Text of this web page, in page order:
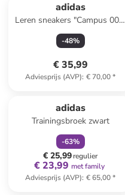
adidas
Leren sneakers "Campus 00s"
blauw
-48%
€ 35,99
Adviesprijs (AVP): € 70,00*
adidas
Trainingsbroek zwart
-63%
€ 25,99regulier
€ 23,99 met family
Adviesprijs (AVP): € 65,00*